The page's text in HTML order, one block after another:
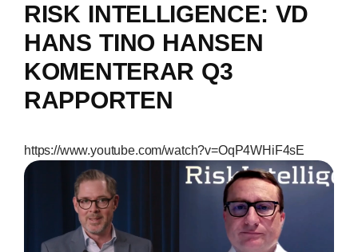
RISK INTELLIGENCE: VD
HANS TINO HANSEN
KOMENTERAR Q3
RAPPORTEN
https://www.youtube.com/watch?v=OqP4WHiF4sE